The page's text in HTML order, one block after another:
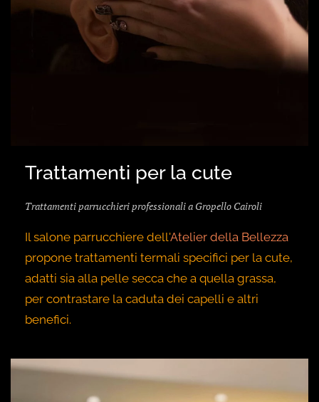
Trattamenti per la cute
Trattamenti parrucchieri professionali a Gropello Cairoli
Il salone parrucchiere dell'Atelier della Bellezza
propone trattamenti termali specifici per la cute,
adatti sia alla pelle secca che a quella grassa,
per contrastare la caduta dei capelli e altri
benefici.